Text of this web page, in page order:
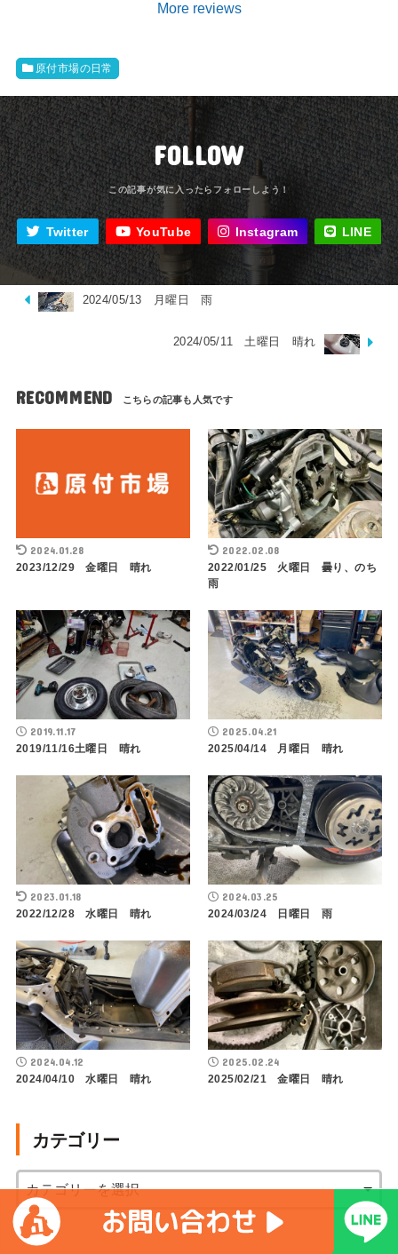
More reviews
原付市場の日常
FOLLOW
Twitter YouTube Instagram LINE
2024/05/13 月曜日 雨
2024/05/11 土曜日 晴れ
RECOMMEND
2024.01.28
2023/12/29 金曜日 晴れ
2022.02.08
2022/01/25 火曜日 曇り、のち
雨
2019.11.17
2019/11/16土曜日 晴れ
2025.04.21
2025/04/14 月曜日 晴れ
2023.01.18
2022/12/28 水曜日 晴れ
2024.03.25
2024/03/24 日曜日 雨
2024.04.12
2024/04/10 水曜日 晴れ
2025.02.24
2025/02/21 金曜日 晴れ
カテゴリー